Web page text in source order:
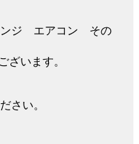
ジ エアコン その
ざいます。
さい。